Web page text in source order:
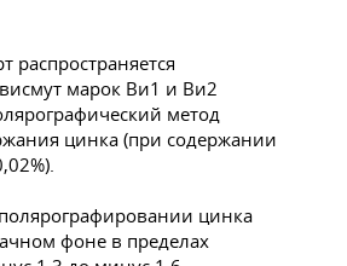
распространяется
марок Ви1 и Ви2
метод
цинка (при содержании
цинка
фоне в пределах